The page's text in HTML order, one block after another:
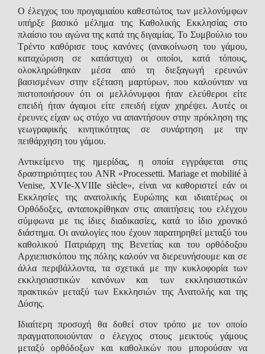
Ο έλεγχος του προγαμιαίου καθεστώτος των μελλονύμφων
υπήρξε βασικό μέλημα της Καθολικής Εκκλησίας στο
πλαίσιο του αγώνα της κατά της διγαμίας. Το Συμβούλιο του
Τρέντο καθόρισε τους κανόνες (ανακοίνωση του γάμου,
καταχώριση σε κατάστιχα) οι οποίοι, κατά τόπους,
ολοκληρώθηκαν μέσα από τη διεξαγωγή ερευνών
βασισμένων στην εξέταση μαρτύρων, που καλούνταν να
πιστοποιήσουν ότι οι μελλόνυμφοι ήταν ελεύθεροι είτε
επειδή ήταν άγαμοι είτε επειδή είχαν χηρέψει. Αυτές οι
έρευνες είχαν ως στόχο να απαντήσουν στην πρόκληση της
γεωγραφικής κινητικότητας σε συνάρτηση με την
πειθάρχηση του γάμου.
Αντικείμενο της ημερίδας, η οποία εγγράφεται στις
δραστηριότητες του ANR «Processetti. Mariage et mobilité à
Venise, XVIe-XVIIIe siècle», είναι να καθοριστεί εάν οι
Εκκλησίες της ανατολικής Ευρώπης και ιδιαιτέρως οι
Ορθόδοξες, ανταποκρίθηκαν στις απαιτήσεις του ελέγχου
σύμφωνα με τις ίδιες διαδικασίες, κατά το ίδιο χρονικό
διάστημα. Οι αναλογίες που έχουν παρατηρηθεί μεταξύ του
καθολικού Πατριάρχη της Βενετίας και του ορθόδοξου
Αρχιεπισκόπου της πόλης καλούν να διερευνήσουμε και σε
άλλα περιβάλλοντα, τα σχετικά με την κυκλοφορία των
εκκλησιαστικών κανόνων και των εκκλησιαστικών
πρακτικών μεταξύ των Εκκλησιών της Ανατολής και της
Δύσης.
Ιδιαίτερη προσοχή θα δοθεί στον τρόπο με τον οποίο
πραγματοποιούνταν ο έλεγχος στους μεικτούς γάμους
μεταξύ ορθόδοξων και καθολικών που μπορούσαν να